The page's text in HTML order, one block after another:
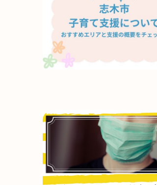
「ひと」
協賛・協力店